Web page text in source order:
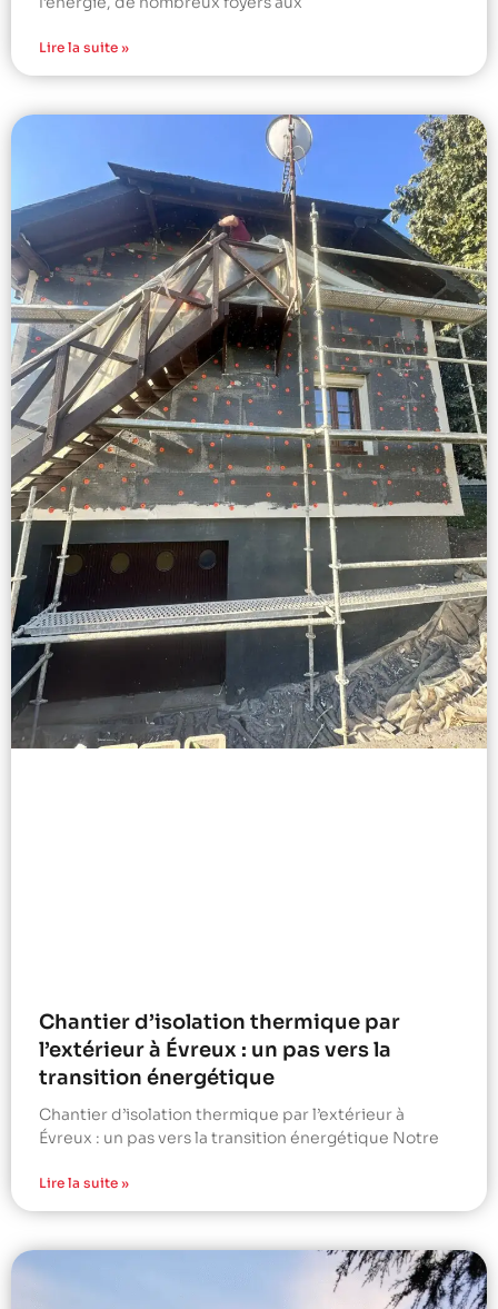
Lire la suite »
Chantier d’isolation thermique par
l’extérieur à Évreux : un pas vers la
transition énergétique
Chantier d’isolation thermique par l’extérieur à
Évreux : un pas vers la transition énergétique Notre
Lire la suite »